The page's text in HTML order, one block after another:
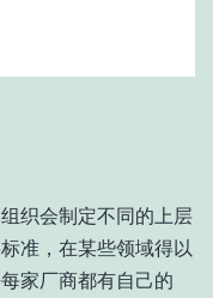
织会制定不同的上层
准，在某些领域得以
家厂商都有自己的